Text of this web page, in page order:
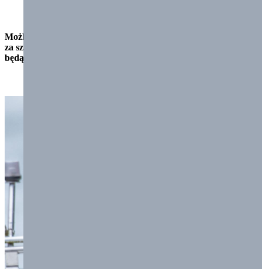
Możliwość zakupu bluz sportowych SwimSport w cenie 100 zł
za sztukę oraz dodatkowej koszulki koszt 30 zł. Bluzy i koszulki
będą dostępne na każdym obozie do wyczerpania zapasów